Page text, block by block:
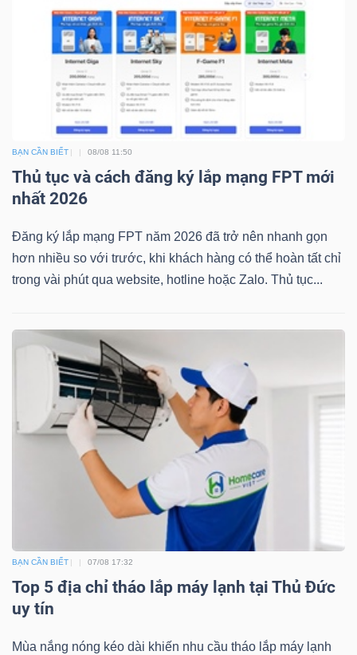
BẠN CẦN BIẾT 08/08 11:50
Thủ tục và cách đăng ký lắp mạng FPT mới
nhất 2026
Đăng ký lắp mạng FPT năm 2026 đã trở nên nhanh gọn
hơn nhiều so với trước, khi khách hàng có thể hoàn tất chỉ
trong vài phút qua website, hotline hoặc Zalo. Thủ tục...
BẠN CẦN BIẾT 07/08 17:32
Top 5 địa chỉ tháo lắp máy lạnh tại Thủ Đức
uy tín
Mùa nắng nóng kéo dài khiến nhu cầu tháo lắp máy lạnh
Đào
tạo
tài
Truyền
thông